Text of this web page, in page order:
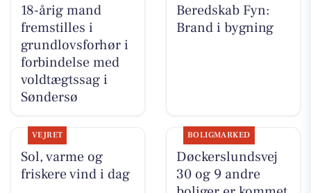
18-årig mand
fremstilles i
grundlovsforhør i
forbindelse med
voldtægtssag i
Søndersø
Beredskab Fyn:
Brand i bygning
VEJRET
Sol, varme og
friskere vind i dag
BOLIGMARKED
Døckerslundsvej
30 og 9 andre